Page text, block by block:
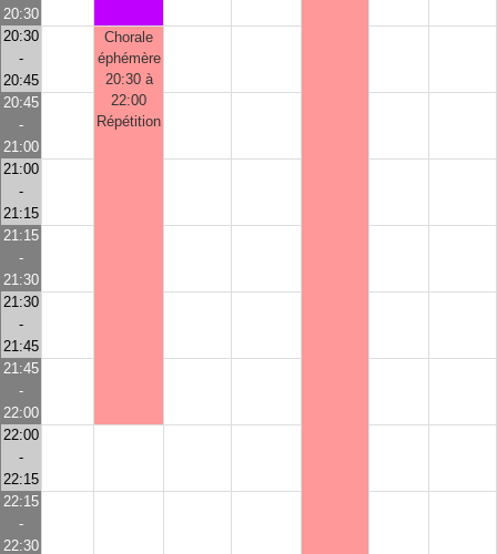
20:30
20:30
-
20:45
Chorale
éphémère
20:30 à
22:00
Répétition
20:45
-
21:00
21:00
-
21:15
21:15
-
21:30
21:30
-
21:45
21:45
-
22:00
22:00
-
22:15
22:15
-
22:30